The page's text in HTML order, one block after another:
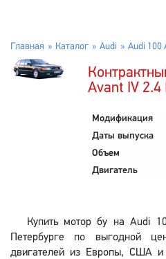
Главная Каталог Audi Audi 100
Avant IV 2.4
Модификация
Даты выпуска
Объем
Двигатель
Купить мотор бу на Audi
Петербурге по выгодной
двигателей из Европы, США